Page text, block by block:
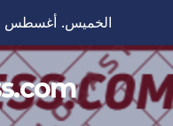
content
الخميس. أغسطس 6th, 2026